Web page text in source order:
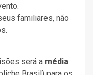
familiares, não
será a média